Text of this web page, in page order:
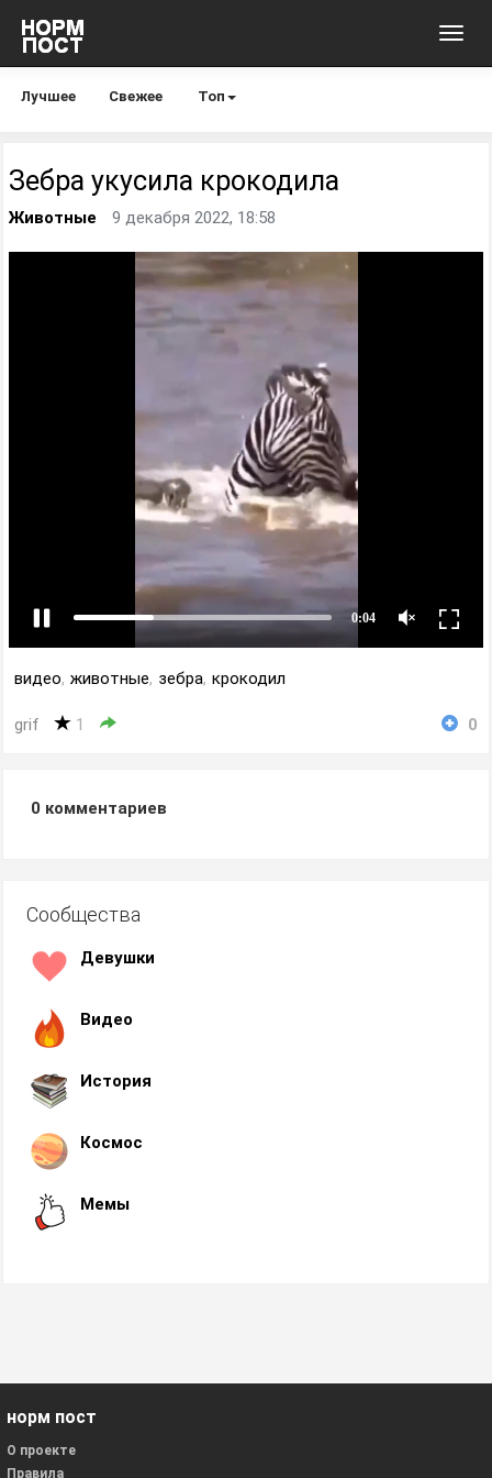
Лучшее Свежее Топ
Зебра укусила крокодила
Животные 9 декабря 2022, 18:58
видео, животные, зебра, крокодил
grif 1 0
0 комментариев
Сообщества
Девушки
Видео
История
Космос
Мемы
норм пост
О проекте
Правила